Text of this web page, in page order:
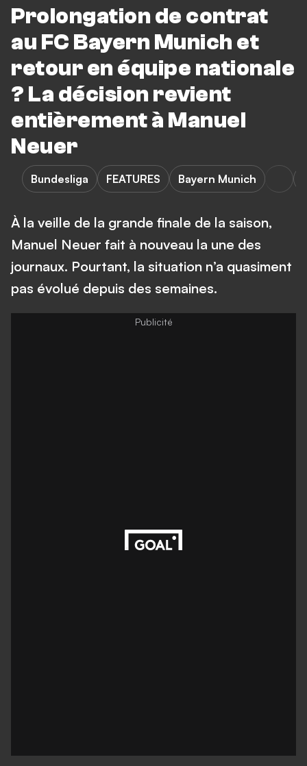
Prolongation de contrat
au FC Bayern Munich et
retour en équipe nationale
? La décision revient
entièrement à Manuel
Neuer
Bundesliga FEATURES Bayern Munich
À la veille de la grande finale de la saison,
Manuel Neuer fait à nouveau la une des
journaux. Pourtant, la situation n’a quasiment
pas évolué depuis des semaines.